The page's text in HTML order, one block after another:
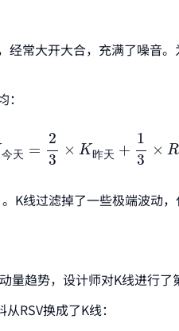
经常大开大合，充满了噪音
今天 =
2
3
× K昨天 +
1
3
× R
23 3
K线过滤掉了一些极端波动
趋势，设计师对K线进行了
RSV换成了K线：